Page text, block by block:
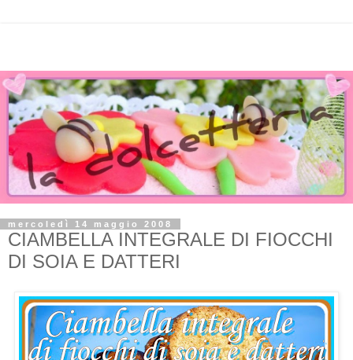
mercoledì 14 maggio 2008
CIAMBELLA INTEGRALE DI FIOCCHI
DI SOIA E DATTERI